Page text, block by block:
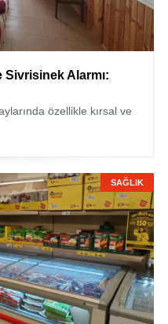
Alarmı:
özellikle kırsal ve
SAĞLIK